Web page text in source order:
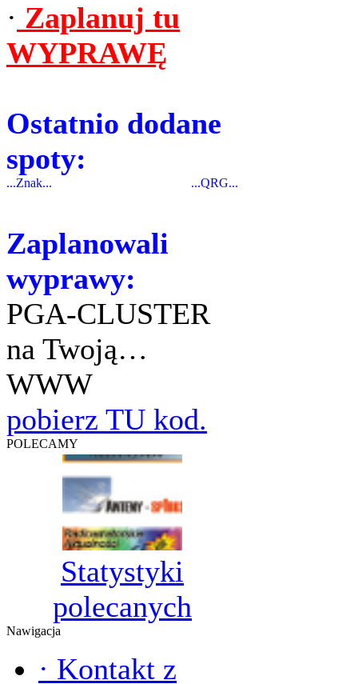
· Zaplanuj tu
WYPRAWĘ
Ostatnio dodane
spoty:
...Znak... ...QRG...
Zaplanowali
wyprawy:
PGA-CLUSTER
na Twoją…
WWW
pobierz TU kod.
POLECAMY
Statystyki
polecanych
Nawigacja
· Kontakt z